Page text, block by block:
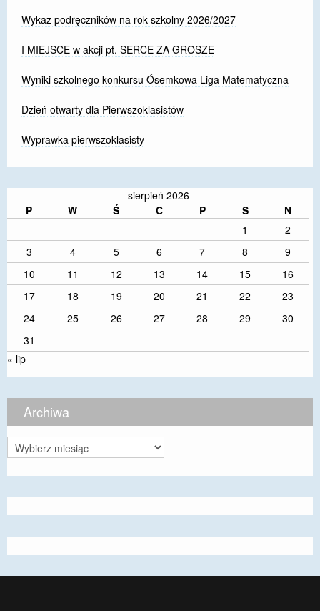
Wykaz podręczników na rok szkolny 2026/2027
I MIEJSCE w akcji pt. SERCE ZA GROSZE
Wyniki szkolnego konkursu Ósemkowa Liga Matematyczna
Dzień otwarty dla Pierwszoklasistów
Wyprawka pierwszoklasisty
sierpień 2026
P
W Ś C P S
N
1
2
3
4 5 6 7 8
9
10
11 12 13 14 15
16
17
18 19 20 21 22
23
24
25 26 27 28 29
30
31
« lip
Archiwa
Archiwa